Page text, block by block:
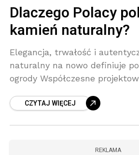
Dlaczego Polacy
kamień naturalny?
Elegancja, trwałość i
naturalny na nowo definiuje
ogrody Współczesne
zakorzenione w naturze.
CZYTAJ WIĘCEJ
REKLAMA